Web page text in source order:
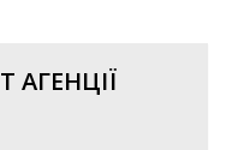
АГЕНЦІЇ